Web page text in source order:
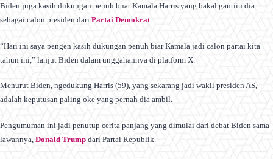
Biden juga kasih dukungan penuh buat Kamala Harris yang bakal gantiin dia
sebagai calon presiden dari Partai Demokrat.
“Hari ini saya pengen kasih dukungan penuh biar Kamala jadi calon partai kita
tahun ini,” lanjut Biden dalam unggahannya di platform X.
Menurut Biden, ngedukung Harris (59), yang sekarang jadi wakil presiden AS,
adalah keputusan paling oke yang pernah dia ambil.
Pengumuman ini jadi penutup cerita panjang yang dimulai dari debat Biden sama
lawannya, Donald Trump dari Partai Republik.